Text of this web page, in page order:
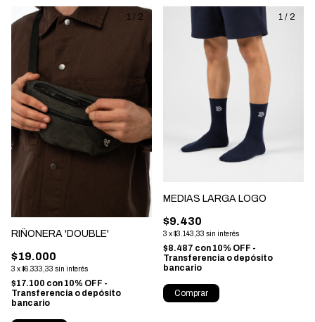
1 / 2
RIÑONERA 'DOUBLE'
$19.000
3 x$6.333,33 sin interés
$17.100 con 10% OFF -
Transferencia o depósito
bancario
1 / 2
MEDIAS LARGA LOGO
$9.430
3 x$3.143,33 sin interés
$8.487 con 10% OFF -
Transferencia o depósito
bancario
Comprar